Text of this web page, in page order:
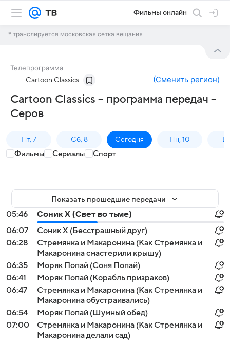
Фильмы онлайн
* транслируется московская сетка вещания
Телепрограмма
Cartoon Classics (Сменить регион)
Cartoon Classics – программа передач –
Серов
Пт, 7 Сб, 8 Сегодня Пн, 10
Фильмы Сериалы Спорт
Показать прошедшие передачи
05:46
Соник Х (Свет во тьме)
06:07
Соник Х (Бесстрашный друг)
06:28
Стремянка и Макаронина (Как Стремянка и
Макаронина смастерили крышу)
06:35
Моряк Попай (Соня Попай)
06:41
Моряк Попай (Корабль призраков)
06:47
Стремянка и Макаронина (Как Стремянка и
Макаронина обустраивались)
06:54
Моряк Попай (Шумный обед)
07:00
Стремянка и Макаронина (Как Стремянка и
Макаронина делали сад)